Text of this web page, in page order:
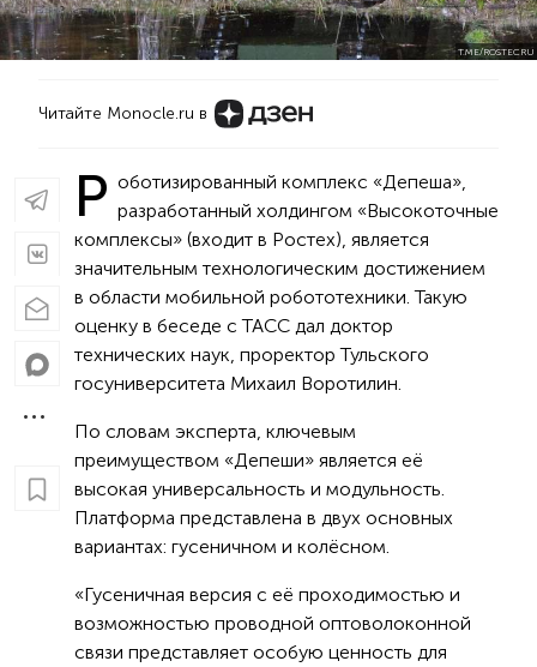
T.ME/ROSTECRU
Читайте Monocle.ru в
Р оботизированный комплекс «Депеша»,
разработанный холдингом «Высокоточные
комплексы» (входит в Ростех), является
значительным технологическим достижением
в области мобильной робототехники. Такую
оценку в беседе с ТАСС дал доктор
технических наук, проректор Тульского
госуниверситета Михаил Воротилин.
По словам эксперта, ключевым
преимуществом «Депеши» является её
высокая универсальность и модульность.
Платформа представлена в двух основных
вариантах: гусеничном и колёсном.
«Гусеничная версия с её проходимостью и
возможностью проводной оптоволоконной
связи представляет особую ценность для